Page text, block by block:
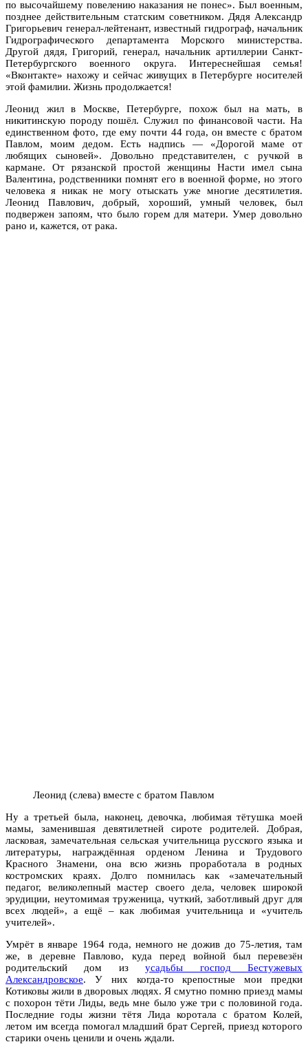
по высочайшему повелению наказания не понес». Был военным,
позднее действительным статским советником. Дядя Александр
Григорьевич генерал-лейтенант, известный гидрограф, начальник
Гидрографического департамента Морского министерства.
Другой дядя, Григорий, генерал, начальник артиллерии Санкт-
Петербургского военного округа. Интереснейшая семья!
«Вконтакте» нахожу и сейчас живущих в Петербурге носителей
этой фамилии. Жизнь продолжается!
Леонид жил в Москве, Петербурге, похож был на мать, в
никитинскую породу пошёл. Служил по финансовой части. На
единственном фото, где ему почти 44 года, он вместе с братом
Павлом, моим дедом. Есть надпись — «Дорогой маме от
любящих сыновей». Довольно представителен, с ручкой в
кармане. От рязанской простой женщины Насти имел сына
Валентина, родственники помнят его в военной форме, но этого
человека я никак не могу отыскать уже многие десятилетия.
Леонид Павлович, добрый, хороший, умный человек, был
подвержен запоям, что было горем для матери. Умер довольно
рано и, кажется, от рака.
Леонид (слева) вместе с братом Павлом
Ну а третьей была, наконец, девочка, любимая тётушка моей
мамы, заменившая девятилетней сироте родителей. Добрая,
ласковая, замечательная сельская учительница русского языка и
литературы, награждённая орденом Ленина и Трудового
Красного Знамени, она всю жизнь проработала в родных
костромских краях. Долго помнилась как «замечательный
педагог, великолепный мастер своего дела, человек широкой
эрудиции, неутомимая труженица, чуткий, заботливый друг для
всех людей», а ещё – как любимая учительница и «учитель
учителей».
Умрёт в январе 1964 года, немного не дожив до 75-летия, там
же, в деревне Павлово, куда перед войной был перевезён
родительский дом изусадьбы господ Бестужевых
Александровское. У них когда-то крепостные мои предки
Котиковы жили в дворовых людях. Я смутно помню приезд мамы
с похорон тёти Лиды, ведь мне было уже три с половиной года.
Последние годы жизни тётя Лида коротала с братом Колей,
летом им всегда помогал младший брат Сергей, приезд которого
старики очень ценили и очень ждали.